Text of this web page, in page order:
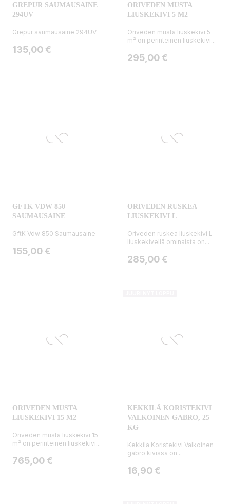
GREPUR SAUMAUSAINE
294UV
Grepur saumausaine 294UV
Hinta
135,00 €
ORIVEDEN MUSTA
LIUSKEKIVI 5 M2
Oriveden musta liuskekivi 5
m² on perinteinen liuskekivi...
Hinta
295,00 €
GFTK VDW 850
SAUMAUSAINE
GftK Vdw 850 Saumausaine
Hinta
155,00 €
ORIVEDEN RUSKEA
LIUSKEKIVI L
Oriveden ruskea liuskekivi L
liuskekivellä ominaista on...
Hinta
285,00 €
ORIVEDEN MUSTA
LIUSKEKIVI 15 M2
Oriveden musta liuskekivi 15
m² on perinteinen liuskekivi...
Hinta
765,00 €
KEKKILÄ KORISTEKIVI
VALKOINEN GABRO, 25
KG
Kekkilä Koristekivi Valkoinen
gabro kivissä on...
Hinta
16,90 €